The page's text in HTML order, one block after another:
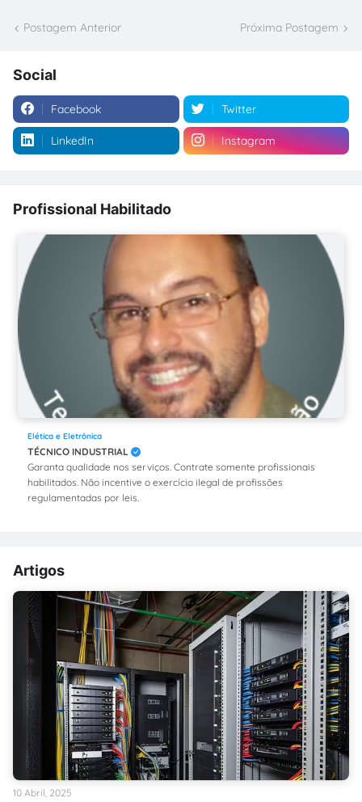
Postagem Anterior Próxima Postagem
Social
Facebook Twitter
LinkedIn Instagram
Profissional Habilitado
Elética e Eletrônica
TÉCNICO INDUSTRIAL
Garanta qualidade nos serviços. Contrate somente profissionais
habilitados. Não incentive o exercício ilegal de profissões
regulamentadas por leis.
Artigos
10 Abril, 2025